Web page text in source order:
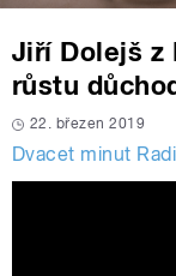
Jiří Dolejš z
růstu
22. březen 2019
Dvacet minut